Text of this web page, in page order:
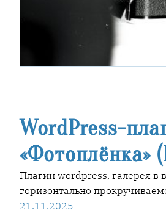
WordPress-
«Фотоплёнка»
Плагин wordpress, галерея в
горизонтально
21.11.2025